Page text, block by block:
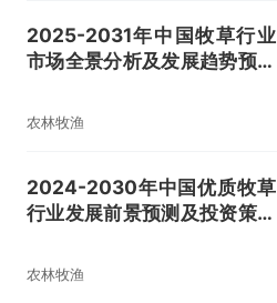
2025-2031年中国牧草行业
市场全景分析及发展趋势预测
农林牧渔
2024-2030年中国优质牧草
行业发展前景预测及投资策略
农林牧渔